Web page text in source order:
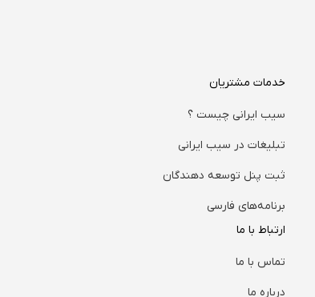
خدمات مشتریان
سیب ایرانی چیست ؟
تبلیغات در سیب ایرانی
ثبت پنل توسعه دهندگان
برنامه‌های فارسی
ارتباط با ما
تماس با ما
درباره ما